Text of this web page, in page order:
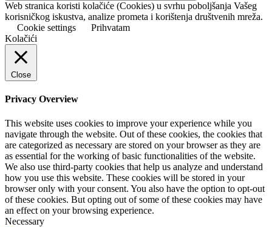
Web stranica koristi kolačiće (Cookies) u svrhu poboljšanja Vašeg
korisničkog iskustva, analize prometa i korištenja društvenih mreža.
Cookie settings
Prihvatam
Kolačići
Close
Privacy Overview
This website uses cookies to improve your experience while you
navigate through the website. Out of these cookies, the cookies that
are categorized as necessary are stored on your browser as they are
as essential for the working of basic functionalities of the website.
We also use third-party cookies that help us analyze and understand
how you use this website. These cookies will be stored in your
browser only with your consent. You also have the option to opt-out
of these cookies. But opting out of some of these cookies may have
an effect on your browsing experience.
Necessary